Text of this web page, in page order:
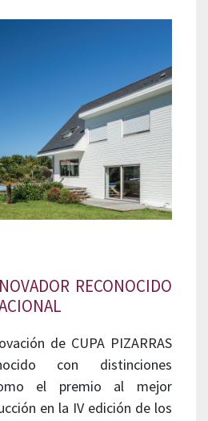
RECONOCIDO
de CUPA PIZARRAS
con distinciones
el premio al mejor
en la IV edición de los